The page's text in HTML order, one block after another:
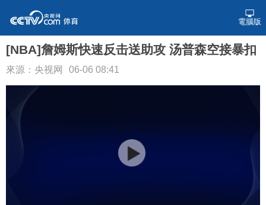
電腦版
[NBA]詹姆斯快速反击送助攻 汤普森空接暴扣
來源：央视网 06-06 08:41